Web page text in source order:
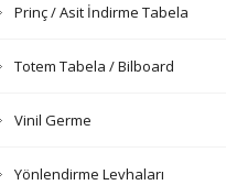
cite=""> <strike> <strong>
Prinç / Asit İndirme Tabela
Totem Tabela / Bilboard
Vinil Germe
Yönlendirme Levhaları